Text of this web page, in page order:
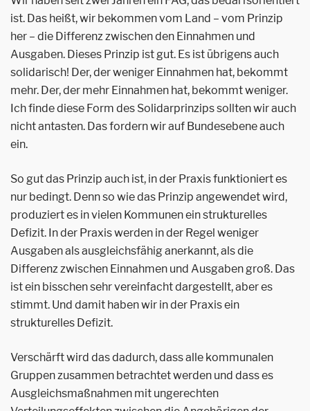
ist. Das heißt, wir bekommen vom Land – vom Prinzip
her – die Differenz zwischen den Einnahmen und
Ausgaben. Dieses Prinzip ist gut. Es ist übrigens auch
solidarisch! Der, der weniger Einnahmen hat, bekommt
mehr. Der, der mehr Einnahmen hat, bekommt weniger.
Ich finde diese Form des Solidarprinzips sollten wir auch
nicht antasten. Das fordern wir auf Bundesebene auch
ein.
So gut das Prinzip auch ist, in der Praxis funktioniert es
nur bedingt. Denn so wie das Prinzip angewendet wird,
produziert es in vielen Kommunen ein strukturelles
Defizit. In der Praxis werden in der Regel weniger
Ausgaben als ausgleichsfähig anerkannt, als die
Differenz zwischen Einnahmen und Ausgaben groß. Das
ist ein bisschen sehr vereinfacht dargestellt, aber es
stimmt. Und damit haben wir in der Praxis ein
strukturelles Defizit.
Verschärft wird das dadurch, dass alle kommunalen
Gruppen zusammen betrachtet werden und dass es
Ausgleichsmaßnahmen mit ungerechten